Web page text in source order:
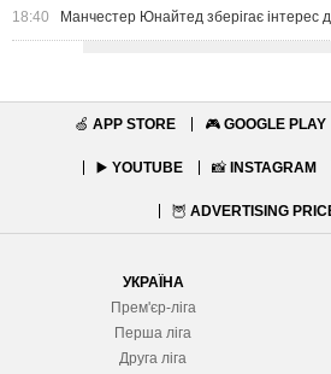
18:40 Манчестер Юнайтед зберігає інтерес
🍏 APP STORE 🎮 GOOGLE PLAY
▶️ YOUTUBE 📸 INSTAGRAM
🦉 ADVERTISING
УКРАЇНА
Прем'єр-ліга
Перша ліга
Друга ліга